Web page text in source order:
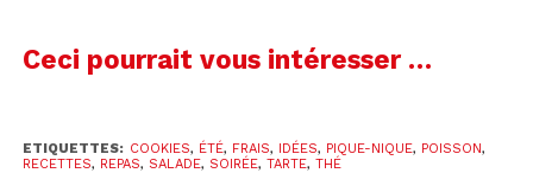
Ceci pourrait vous intéresser …
ETIQUETTES: COOKIES, ÉTÉ, FRAIS, IDÉES, PIQUE-NIQUE, POISSON,
RECETTES, REPAS, SALADE, SOIRÉE, TARTE, THÉ